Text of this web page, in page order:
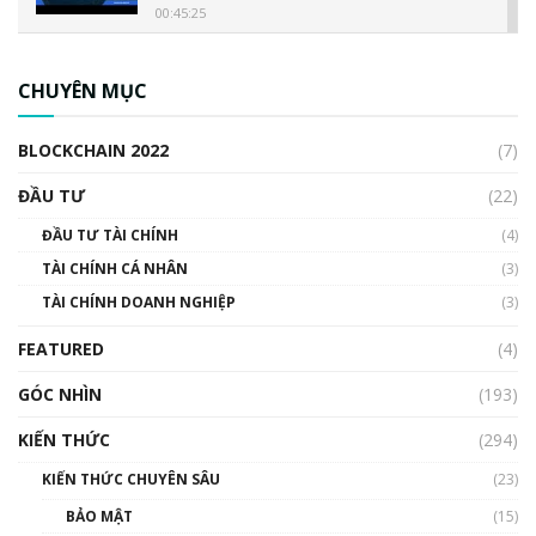
00:45:25
00:02:14
Nhìn lại năm 2022: Những sự kiện ảnh hưởng
đến hệ sinh thái tiền mã hoá | Phổ cập
CHUYÊN MỤC
BLOCKCHAIN 2022
(7)
ĐẦU TƯ
(22)
ĐẦU TƯ TÀI CHÍNH
(4)
TÀI CHÍNH CÁ NHÂN
(3)
TÀI CHÍNH DOANH NGHIỆP
(3)
FEATURED
(4)
GÓC NHÌN
(193)
KIẾN THỨC
(294)
KIẾN THỨC CHUYÊN SÂU
(23)
BẢO MẬT
(15)